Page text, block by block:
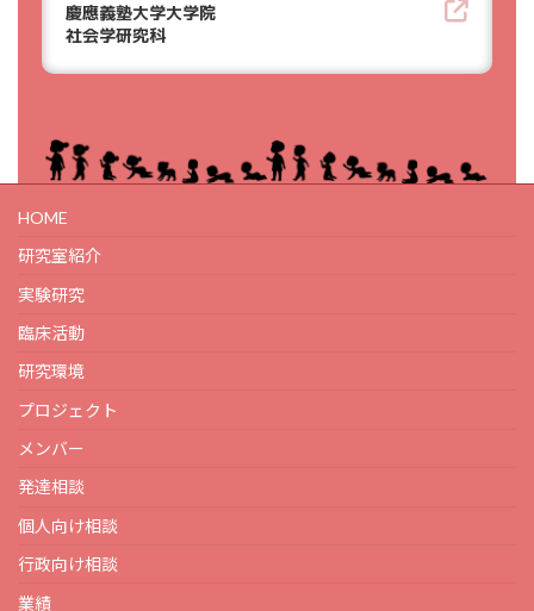
慶應義塾大学大学院
社会学研究科
HOME
研究室紹介
実験研究
臨床活動
研究環境
プロジェクト
メンバー
発達相談
個人向け相談
行政向け相談
業績